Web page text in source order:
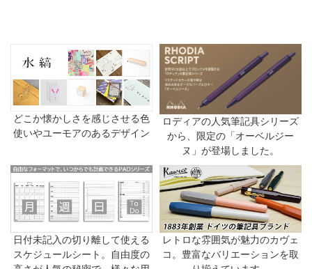
どこか懐かしさを感じさせる色
使いやユーモアのあるデザイン
ロディアの人気筆記具シリーズ
から、限定の「オーベルジー
ヌ」が登場しました。
日付未記入の切り離して使える
スケジュールシート。自由度の
レトロな雰囲気が魅力のカヴェ
コ。豊富なバリエーションを取